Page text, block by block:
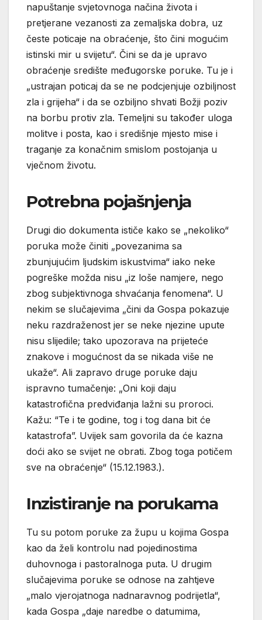
napuštanje svjetovnoga načina života i
pretjerane vezanosti za zemaljska dobra, uz
česte poticaje na obraćenje, što čini mogućim
istinski mir u svijetu“. Čini se da je upravo
obraćenje središte međugorske poruke. Tu je i
„ustrajan poticaj da se ne podcjenjuje ozbiljnost
zla i grijeha“ i da se ozbiljno shvati Božji poziv
na borbu protiv zla. Temeljni su također uloga
molitve i posta, kao i središnje mjesto mise i
traganje za konačnim smislom postojanja u
vječnom životu.
Potrebna pojašnjenja
Drugi dio dokumenta ističe kako se „nekoliko“
poruka može činiti „povezanima sa
zbunjujućim ljudskim iskustvima“ iako neke
pogreške možda nisu „iz loše namjere, nego
zbog subjektivnoga shvaćanja fenomena“. U
nekim se slučajevima „čini da Gospa pokazuje
neku razdraženost jer se neke njezine upute
nisu slijedile; tako upozorava na prijeteće
znakove i mogućnost da se nikada više ne
ukaže“. Ali zapravo druge poruke daju
ispravno tumačenje: „Oni koji daju
katastrofična predviđanja lažni su proroci.
Kažu: “Te i te godine, tog i tog dana bit će
katastrofa”. Uvijek sam govorila da će kazna
doći ako se svijet ne obrati. Zbog toga potičem
sve na obraćenje“ (15.12.1983.).
Inzistiranje na porukama
Tu su potom poruke za župu u kojima Gospa
kao da želi kontrolu nad pojedinostima
duhovnoga i pastoralnoga puta. U drugim
slučajevima poruke se odnose na zahtjeve
„malo vjerojatnoga nadnaravnog podrijetla“,
kada Gospa „daje naredbe o datumima,